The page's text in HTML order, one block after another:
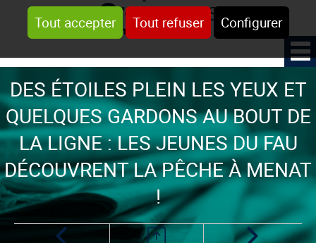
Tout accepter Tout refuser Configurer
DES ÉTOILES PLEIN LES YEUX ET
QUELQUES GARDONS AU BOUT DE
LA LIGNE : LES JEUNES DU FAU
DÉCOUVRENT LA PÊCHE À MENAT
!